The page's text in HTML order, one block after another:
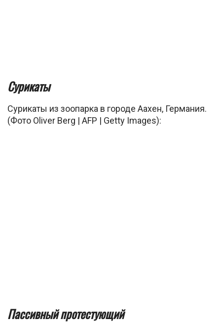
Сурикаты
Сурикаты из зоопарка в городе Аахен, Германия.
(Фото Oliver Berg | AFP | Getty Images):
Пассивный протестующий